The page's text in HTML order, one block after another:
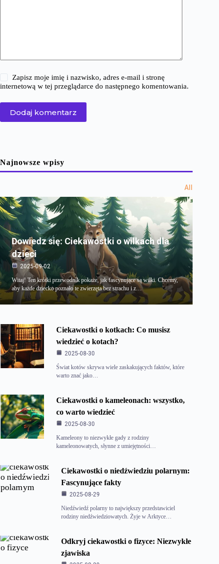
Zapisz moje imię i nazwisko, adres e-mail i stronę
internetową w tej przeglądarce do następnego komentowania.
Dodaj komentarz
Najnowsze wpisy
All
Dowiedz się: Ciekawostki o wilkach dla
dzieci
2025-09-02
Witaj! Ten krótki przewodnik pokaże, jak fascynujące są wilki. Chcemy,
aby każde dziecko poznało te zwierzęta bez strachu i z…
Ciekawostki o kotkach: Co musisz
wiedzieć o kotach?
2025-08-30
Świat kotów skrywa wiele zaskakujących faktów, które
warto znać jako…
Ciekawostki o kameleonach: wszystko,
co warto wiedzieć
2025-08-30
Kameleony to niezwykłe gady z rodziny
kameleonowatych, słynne z umiejętności…
Ciekawostki o niedźwiedziu polarnym:
Fascynujące fakty
2025-08-29
Niedźwiedź polarny to największy przedstawiciel
rodziny niedźwiedziowatych. Żyje w Arktyce…
Odkryj ciekawostki o fizyce: Niezwykłe
zjawiska